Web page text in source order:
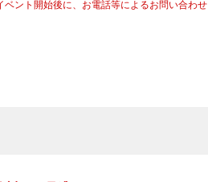
ント開始後に、お電話等によるお問い合わせ